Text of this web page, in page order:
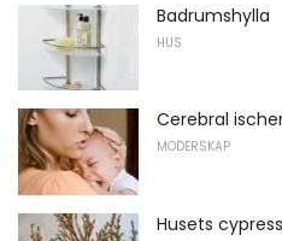
Badrumshylla
HUS
Cerebral
MODERSKAP
Husets